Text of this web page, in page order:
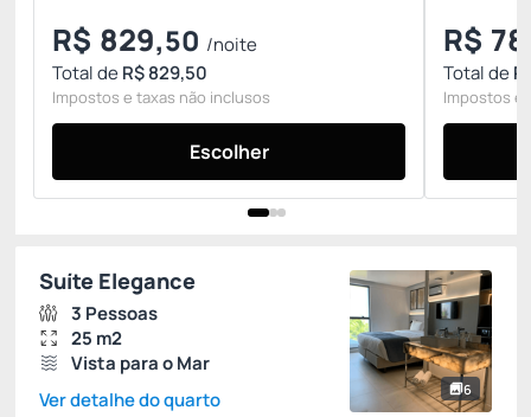
R$ 829,50 /noite
Total deR$ 829,50
Impostos e taxas não inclusos
Escolher
R$
Total de
Impostos e
6
Suíte Elegance
3 Pessoas
25 m2
Vista para o Mar
Ver detalhe do quarto